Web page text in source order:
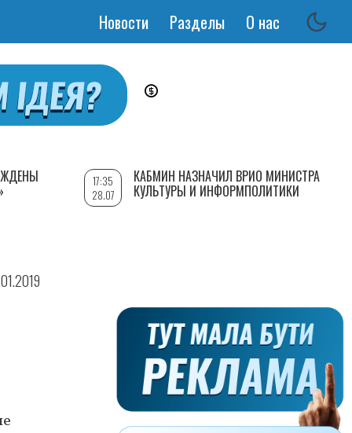
Основная
Новости Разделы О нас
17:35
28.07
КАБМИН НАЗНАЧИЛ ВРИО МИНИСТРА
КУЛЬТУРЫ И ИНФОРМПОЛИТИКИ